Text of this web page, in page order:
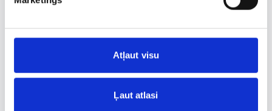
Atļaut visu
Ļaut atlasi